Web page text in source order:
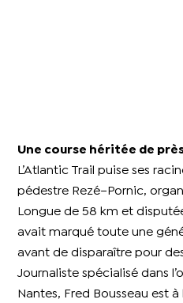
Une course héritée de
L’Atlantic Trail puise ses
pédestre Rezé–Pornic,
Longue de 58 km et
avait marqué toute une
avant de disparaître pour
Journaliste spécialisé dans
Nantes, Fred Bousseau est